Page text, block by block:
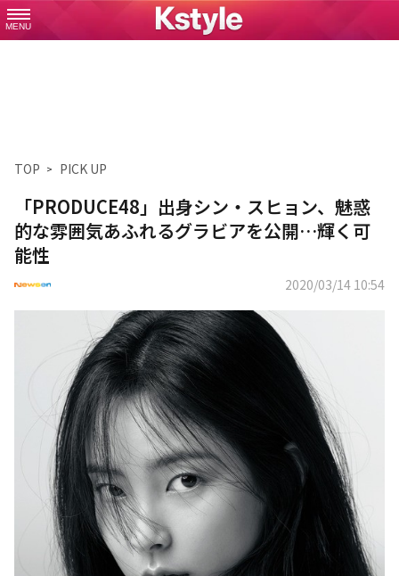
MENU
TOP PICK UP
「PRODUCE48」出身シン・スヒョン、魅惑
的な雰囲気あふれるグラビアを公開…輝く可
能性
2020/03/14 10:54